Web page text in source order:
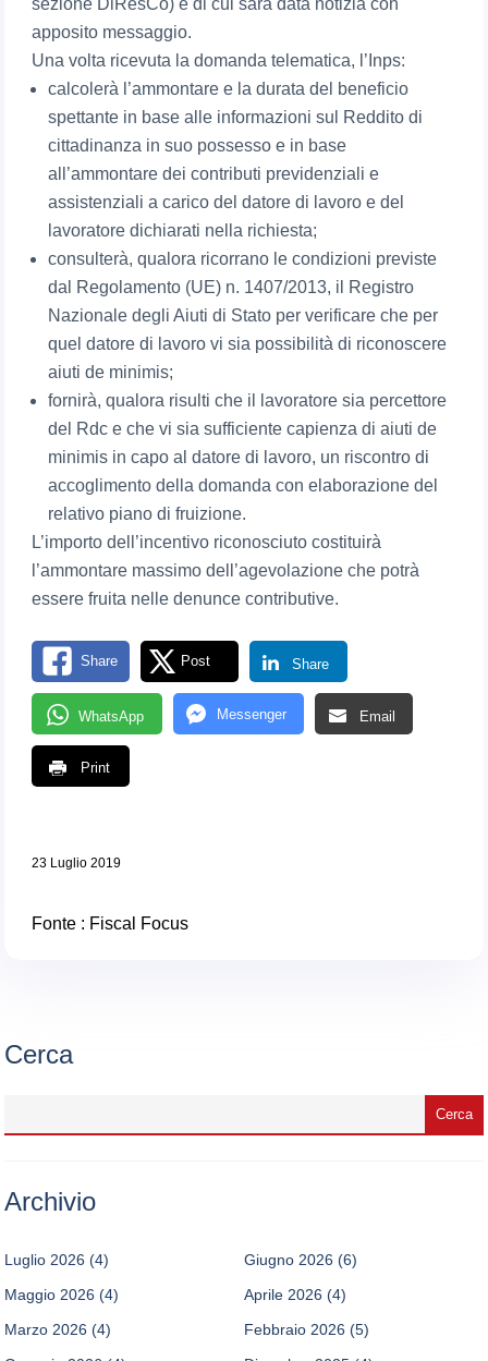
sezione DiResCo) e di cui sarà data notizia con
apposito messaggio.
Una volta ricevuta la domanda telematica, l’Inps:
calcolerà l’ammontare e la durata del beneficio
spettante in base alle informazioni sul Reddito di
cittadinanza in suo possesso e in base
all’ammontare dei contributi previdenziali e
assistenziali a carico del datore di lavoro e del
lavoratore dichiarati nella richiesta;
consulterà, qualora ricorrano le condizioni previste
dal Regolamento (UE) n. 1407/2013, il Registro
Nazionale degli Aiuti di Stato per verificare che per
quel datore di lavoro vi sia possibilità di riconoscere
aiuti de minimis;
fornirà, qualora risulti che il lavoratore sia percettore
del Rdc e che vi sia sufficiente capienza di aiuti de
minimis in capo al datore di lavoro, un riscontro di
accoglimento della domanda con elaborazione del
relativo piano di fruizione.
L’importo dell’incentivo riconosciuto costituirà
l’ammontare massimo dell’agevolazione che potrà
essere fruita nelle denunce contributive.
Share Post Share
WhatsApp Messenger Email
Print
23 Luglio 2019
Fonte : Fiscal Focus
Cerca
Archivio
Luglio 2026 (4) Giugno 2026 (6)
Maggio 2026 (4) Aprile 2026 (4)
Marzo 2026 (4) Febbraio 2026 (5)